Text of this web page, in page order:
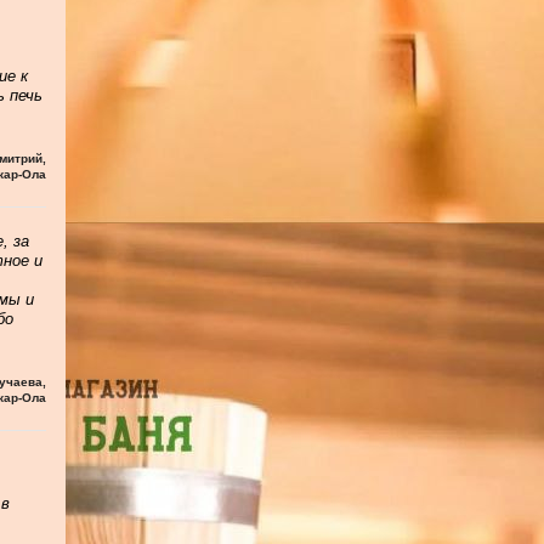
к
печь
Ола
за
и
и
Ола